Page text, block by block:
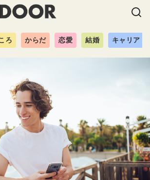
ろ からだ 恋愛 結婚 キャリア